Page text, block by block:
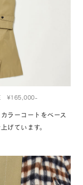
¥165,000-
ラーコートをベース
げています。